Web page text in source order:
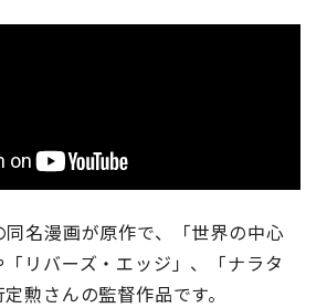
名漫画が原作で、「世界の中心
リバーズ・エッジ」、「ナラタ
勲さんの監督作品です。